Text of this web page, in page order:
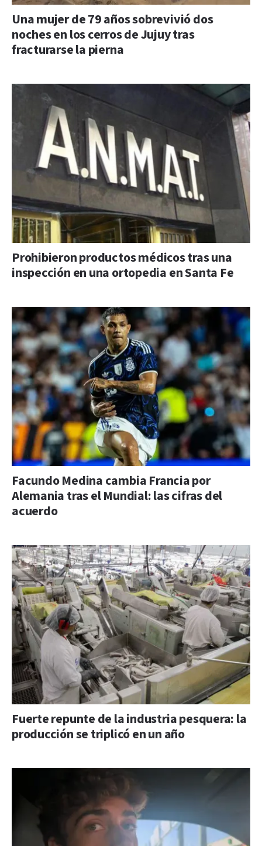
Una mujer de 79 años sobrevivió dos
noches en los cerros de Jujuy tras
fracturarse la pierna
Prohibieron productos médicos tras una
inspección en una ortopedia en Santa Fe
Facundo Medina cambia Francia por
Alemania tras el Mundial: las cifras del
acuerdo
Fuerte repunte de la industria pesquera: la
producción se triplicó en un año